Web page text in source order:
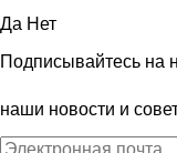
Да Нет
Подписывайтесь на
наши новости и